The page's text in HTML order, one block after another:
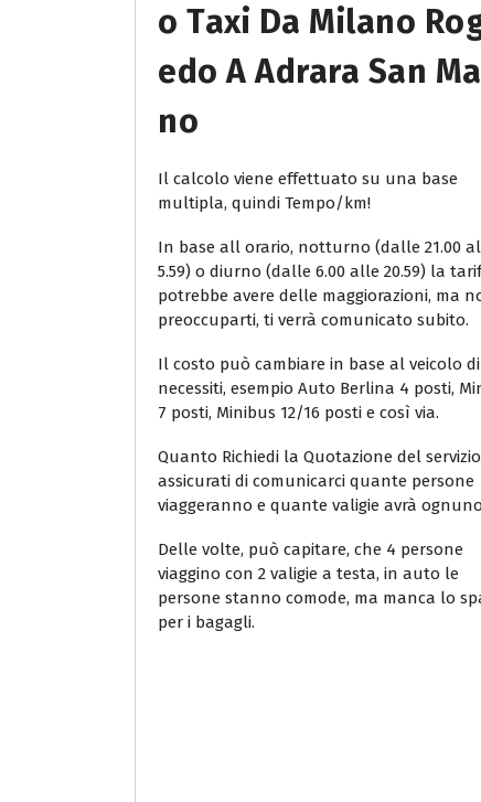
O Taxi Da Milano
Edo A Adrara San
No
Il calcolo viene effettuato su una base
multipla, quindi Tempo/km!
In base all orario, notturno (dalle 21.00
5.59) o diurno (dalle 6.00 alle 20.59) la
potrebbe avere delle maggiorazioni, ma
preoccuparti, ti verrà comunicato subito.
Il costo può cambiare in base al veicolo
necessiti, esempio Auto Berlina 4 posti,
7 posti, Minibus 12/16 posti e così via.
Quanto Richiedi la Quotazione del
assicurati di comunicarci quante persone
viaggeranno e quante valigie avrà
Delle volte, può capitare, che 4 persone
viaggino con 2 valigie a testa, in auto le
persone stanno comode, ma manca lo
per i bagagli.